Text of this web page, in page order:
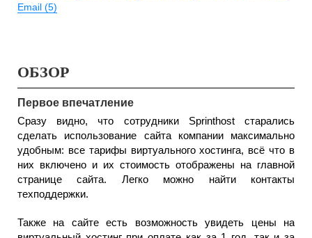
Email (5)
ОБЗОР
Первое впечатление
Сразу видно, что сотрудники Sprinthost старались
сделать использование сайта компании максимально
удобным: все тарифы виртуального хостинга, всё что в
них включено и их стоимость отображены на главной
странице сайта. Легко можно найти контакты
техподдержки.
Также на сайте есть возможность увидеть цены на